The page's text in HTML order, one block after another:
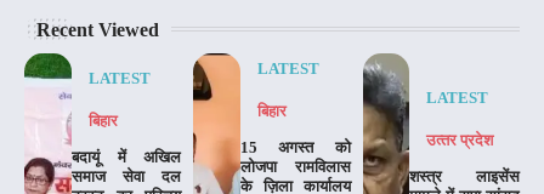
Recent Viewed
LATEST
बिहार
बदायूं में अखिल
समाज सेवा दल
LATEST
बिहार
15 अगस्त को
लोजपा रामविलास
के ज़िला कार्यालय
LATEST
उत्‍तर प्रदेश
शस्त्र लाइसेंस